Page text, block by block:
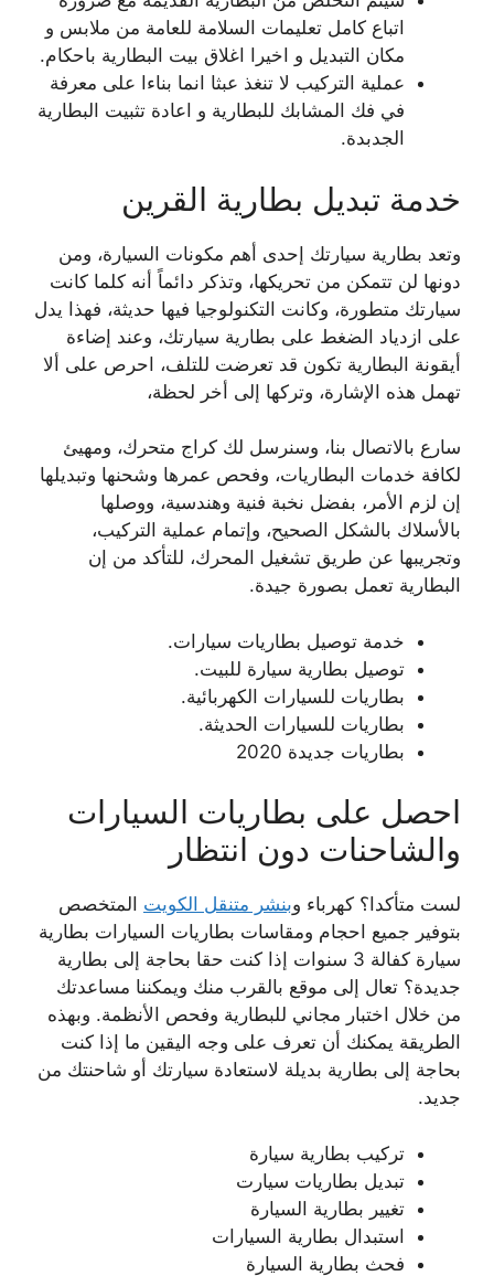
اتباع كامل تعليمات السلامة للعامة من ملابس و
مكان التبديل و اخيرا اغلاق بيت البطارية باحكام.
عملية التركيب لا تنغذ عبثا انما بناءا على معرفة
في فك المشابك للبطارية و اعادة تثبيت البطارية
الجدبدة.
خدمة تبديل بطارية القرين
وتعد بطارية سيارتك إحدى أهم مكونات السيارة، ومن
دونها لن تتمكن من تحريكها، وتذكر دائماً أنه كلما كانت
سيارتك متطورة، وكانت التكنولوجيا فيها حديثة، فهذا يدل
على ازدياد الضغط على بطارية سيارتك، وعند إضاءة
أيقونة البطارية تكون قد تعرضت للتلف، احرص على ألا
تهمل هذه الإشارة، وتركها إلى أخر لحظة،
سارع بالاتصال بنا، وسنرسل لك كراج متحرك، ومهيئ
لكافة خدمات البطاريات، وفحص عمرها وشحنها وتبديلها
إن لزم الأمر، بفضل نخبة فنية وهندسية، ووصلها
بالأسلاك بالشكل الصحيح، وإتمام عملية التركيب،
وتجريبها عن طريق تشغيل المحرك، للتأكد من إن
البطارية تعمل بصورة جيدة.
خدمة توصيل بطاريات سيارات.
توصيل بطارية سيارة للبيت.
بطاريات للسيارات الكهربائية.
بطاريات للسيارات الحديثة.
بطاريات جديدة 2020
احصل على بطاريات السيارات
والشاحنات دون انتظار
لست متأكدا؟ كهرباء وبنشر متنقل الكويت المتخصص
بتوفير جميع احجام ومقاسات بطاريات السيارات بطارية
سيارة كفالة 3 سنوات إذا كنت حقا بحاجة إلى بطارية
جديدة؟ تعال إلى موقع بالقرب منك ويمكننا مساعدتك
من خلال اختبار مجاني للبطارية وفحص الأنظمة. وبهذه
الطريقة يمكنك أن تعرف على وجه اليقين ما إذا كنت
بحاجة إلى بطارية بديلة لاستعادة سيارتك أو شاحنتك من
جديد.
تركيب بطارية سيارة
تبديل بطاريات سيارت
تغيير بطارية السيارة
استبدال بطارية السيارات
فحث بطارية السيارة